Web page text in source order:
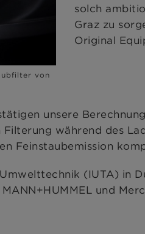
von
solch
Graz zu
Original
unsere
während des
Feinstaubemission
(IUTA) in
und